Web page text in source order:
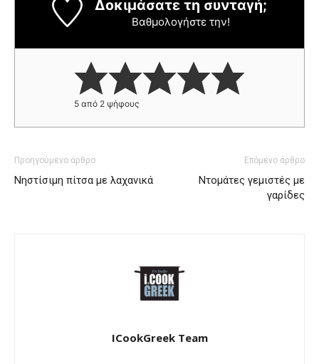
Δοκιμάσατε τη συνταγή;
Βαθμολογήστε την!
5 από 2 ψήφους
Προηγούμενο άρθρο
Νηστίσιμη πίτσα με λαχανικά
Επόμενο άρθρο
Ντομάτες γεμιστές με
γαρίδες
ICookGreek Team